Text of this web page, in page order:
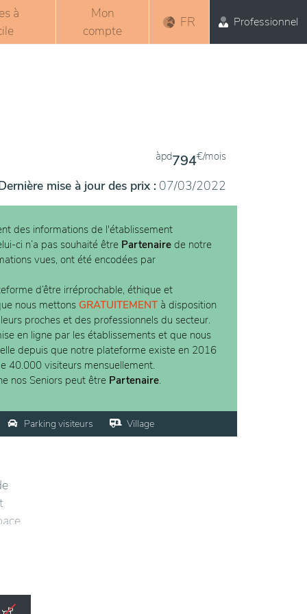
à
Mon
compte
FR Professionnel
àpd794€/mois
mise à jour des prix : 07/03/2022
des informations de l'établissement
ci n’a pas souhaité être Partenaire de notre
vues, ont été encodées par
d’être irréprochable, éthique et
nous mettons GRATUITEMENT à disposition
proches et des professionnels du secteur.
en ligne par les établissements et que nous
depuis que notre plateforme existe en 2016
40.000 visiteurs mensuellement.
nos Seniors peut être Partenaire.
Parking visiteurs Village